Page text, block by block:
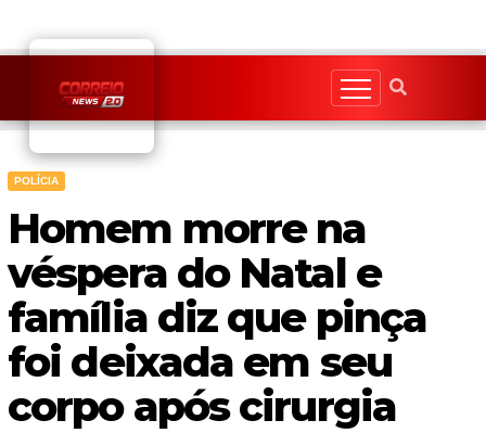
content
POLÍCIA
Homem morre na
véspera do Natal e
família diz que pinça
foi deixada em seu
corpo após cirurgia